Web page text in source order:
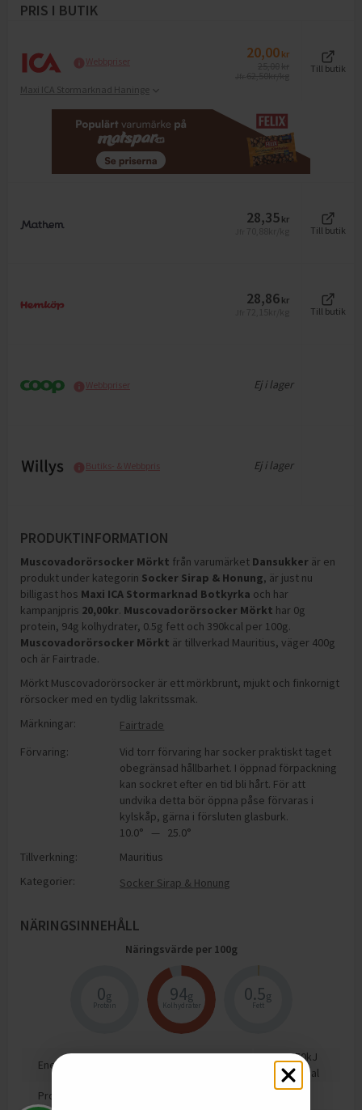
PRIS I BUTIK
Webbpriser 20,00 kr
Till butik
Maxi ICA Stormarknad Haninge
28,35 kr
Till butik
28,86 kr
Till butik
Webbpriser Ej i lager
Butiks- & Webbpris Ej i lager
PRODUKTINFORMATION
Muscovadorörsocker Mörkt från varumärket Dansukker är en
produkt under kategorin Socker Sirap & Honung, är just nu
billigast hos Maxi ICA Stormarknad Botkyrka och har
kampanjpris 20,00kr. Muscovadorörsocker Mörkt har 0g
protein, 94g kolhydrater, 0.5g fett och 390kcal per 100g.
Muscovadorörsocker Mörkt är tillverkad Mauritius, väger 400g
och är Fairtrade.
Mörkt Muscovadorörsocker är ett mörkbrunt, mjukt och finkornigt
rörsocker med en tydlig lakritssmak.
Märkningar:
Fairtrade
Förvaring:
Vid torr förvaring har socker praktiskt taget
obegränsad hållbarhet. I öppnad förpackning
kan sockret efter en tid bli hårt. För att
undvika detta bör öppna påse förvaras i
kylskåp, gärna i försluten glasburk.
10.0° — 25.0°
Tillverkning:
Mauritius
Kategorier:
Socker Sirap & Honung
NÄRINGSINNEHÅLL
Näringsvärde per 100g
0g
Protein
94g
Kolhydrater
0.5g
Fett
Energi
1650kJ
390
kcal
Protein